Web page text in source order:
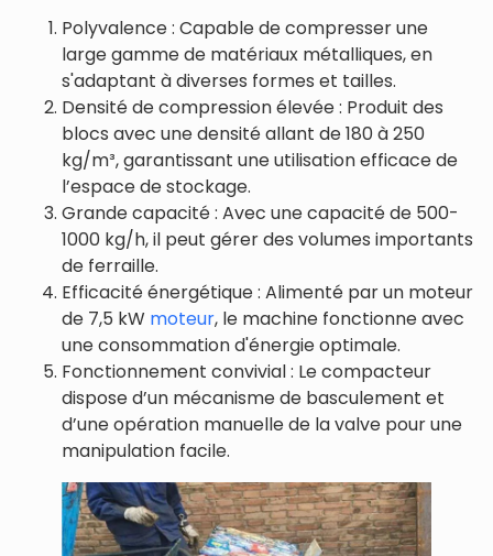
Polyvalence : Capable de compresser une
large gamme de matériaux métalliques, en
s'adaptant à diverses formes et tailles.
Densité de compression élevée : Produit des
blocs avec une densité allant de 180 à 250
kg/m³, garantissant une utilisation efficace de
l’espace de stockage.
Grande capacité : Avec une capacité de 500-
1000 kg/h, il peut gérer des volumes importants
de ferraille.
Efficacité énergétique : Alimenté par un moteur
de 7,5 kW moteur, le machine fonctionne avec
une consommation d'énergie optimale.
Fonctionnement convivial : Le compacteur
dispose d’un mécanisme de basculement et
d’une opération manuelle de la valve pour une
manipulation facile.